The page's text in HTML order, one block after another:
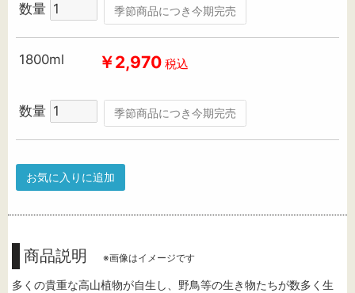
数量 季節商品につき今期完売
1800ml ￥2,970 税込
数量 季節商品につき今期完売
お気に入りに追加
商品説明 ※画像はイメージです
多くの貴重な高山植物が自生し、野鳥等の生き物たちが数多く生